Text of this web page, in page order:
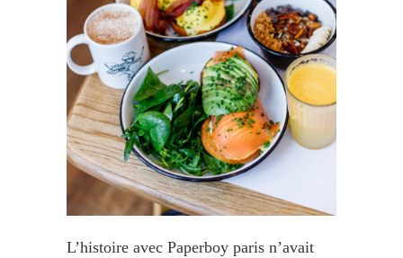
L’histoire avec Paperboy paris n’avait